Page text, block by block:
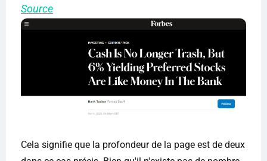
Source
Cela signifie que la profondeur de la page est de deux